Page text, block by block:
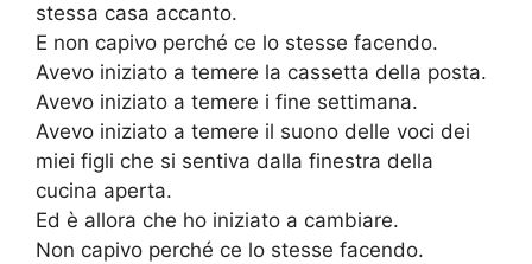
stessa casa accanto.
E non capivo perché ce lo stesse facendo.
Avevo iniziato a temere la cassetta della posta.
Avevo iniziato a temere i fine settimana.
Avevo iniziato a temere il suono delle voci dei
miei figli che si sentiva dalla finestra della
cucina aperta.
Ed è allora che ho iniziato a cambiare.
Non capivo perché ce lo stesse facendo.